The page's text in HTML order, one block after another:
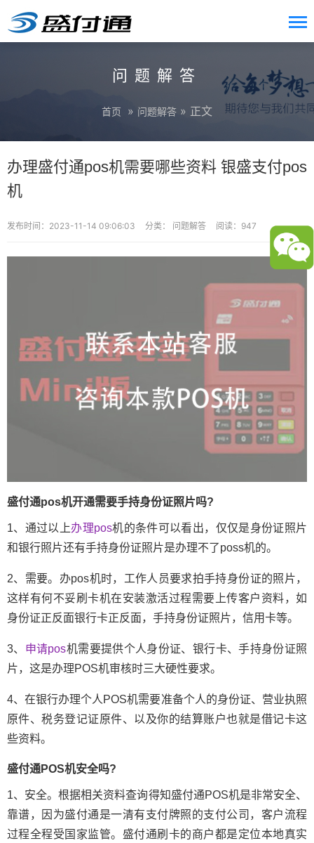
问题解答
首页 » 问题解答 » 正文
办理盛付通pos机需要哪些资料 银盛支付pos
机
发布时间：2023-11-14 09:06:03 分类： 问题解答 阅读：947
盛付通pos机开通需要手持身份证照片吗?
1、通过以上办理pos机的条件可以看出，仅仅是身份证照片
和银行照片还有手持身份证照片是办理不了poss机的。
2、需要。办pos机时，工作人员要求拍手持身份证的照片，
这样有何不妥刷卡机在安装激活过程需要上传客户资料，如
身份证正反面银行卡正反面，手持身份证照片，信用卡等。
3、 申请pos机需要提供个人身份证、银行卡、手持身份证照
片，这是办理POS机审核时三大硬性要求。
4、在银行办理个人POS机需要准备个人的身份证、营业执照
原件、税务登记证原件、以及你的结算账户也就是借记卡这
些资料。
盛付通POS机安全吗?
1、安全。根据相关资料查询得知盛付通POS机是非常安全、
靠谱，因为盛付通是一清有支付牌照的支付公司，客户流程
过程全程受国家监管。盛付通刷卡的商户都是定位本地真实